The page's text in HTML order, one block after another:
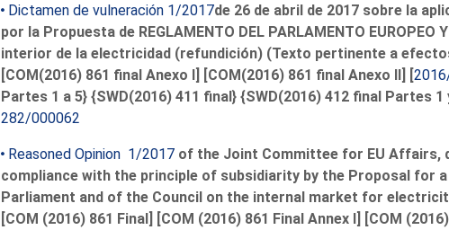
Dictamen de vulneración 1/2017de 26 de abril de 2017 sobre la
por la Propuesta de REGLAMENTO DEL PARLAMENTO EUROPEO
interior de la electricidad (refundición) (Texto pertinente a efectos
[COM(2016) 861 final Anexo I] [COM(2016) 861 final Anexo II] [
Partes 1 a 5} {SWD(2016) 411 final} {SWD(2016) 412 final Partes 1
282/000062
Reasoned Opinion 1/2017of the Joint Committee for EU Affairs,
compliance with the principle of subsidiarity by the Proposal for
Parliament and of the Council on the internal market for
[COM (2016) 861 Final] [COM (2016) 861 Final Annex I] [COM